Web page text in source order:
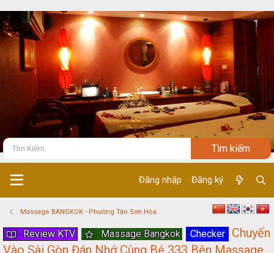
Đăng nhập Đăng ký
Massage BANGKOK - Phường Tân Sơn Hòa
Review KTV Massage Bangkok Checker
Chuyến
Vào Sài Gòn Đán Nhớ Cùng Bé 333 Bên Massage